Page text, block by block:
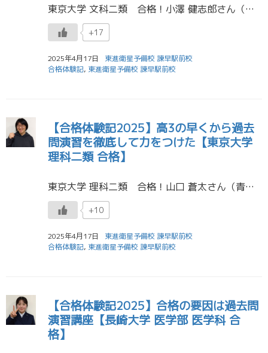
東京大学 文科二類 合格！小澤 健志郎さん（諫早高校） 地方公立からでも、凡人でも東大に行ける 私は正直自分が東大を目指すことすら高校1年の頃は考えもしなかった。この体験記は自分と同じように自分には東大なんて無理だと思っ […]
+17
2025年4月17日
東進衛星予備校 諫早駅前校
合格体験記, 東進衛星予備校 諫早駅前校
【合格体験記2025】高3の早くから過去
問演習を徹底して力をつけた【東京大学
理科二類 合格】
東京大学 理科二類 合格！山口 蒼太さん（青雲高校） まず、このように合格体験記を書く機会をいただいたことをとても嬉しく思います。長崎の地方の学校で東進をメインに勉強していたので参考にならない部分も多いと思いますが、私の […]
+10
2025年4月17日
東進衛星予備校 諫早駅前校
合格体験記, 東進衛星予備校 諫早駅前校
【合格体験記2025】合格の要因は過去問
演習講座【長崎大学 医学部 医学科 合
格】